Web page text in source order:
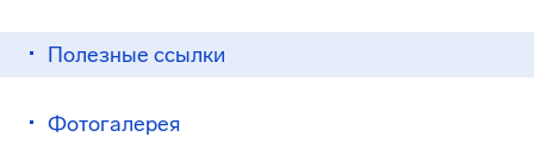
Полезные ссылки
Фотогалерея